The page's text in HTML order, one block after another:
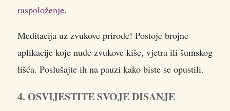
raspoloženje.
Meditacija uz zvukove prirode! Postoje brojne
aplikacije koje nude zvukove kiše, vjetra ili šumskog
lišća. Poslušajte ih na pauzi kako biste se opustili.
4. OSVIJESTITE SVOJE DISANJE